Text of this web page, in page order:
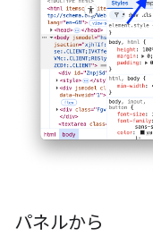
パネルから